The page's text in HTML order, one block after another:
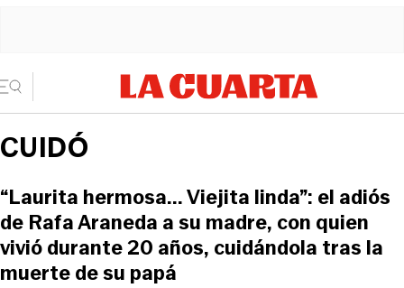
CUIDÓ
“Laurita hermosa... Viejita linda”: el adiós
de Rafa Araneda a su madre, con quien
vivió durante 20 años, cuidándola tras la
muerte de su papá